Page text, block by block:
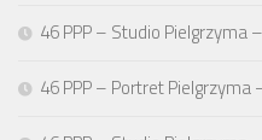
46 PPP – Studio Pielgrzyma
46 PPP – Portret Pielgrzyma